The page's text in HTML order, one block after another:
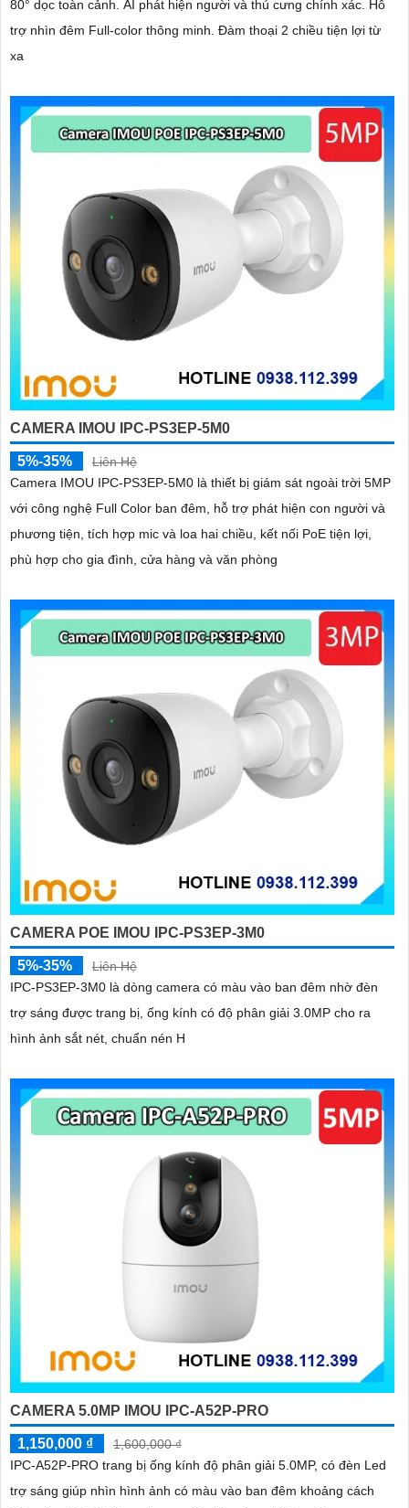
80° dọc toàn cảnh. AI phát hiện người và thú cưng chính xác. Hỗ
trợ nhìn đêm Full-color thông minh. Đàm thoại 2 chiều tiện lợi từ
xa
CAMERA IMOU IPC-PS3EP-5M0
5%-35%
Liên Hệ
Camera IMOU IPC-PS3EP-5M0 là thiết bị giám sát ngoài trời 5MP
với công nghệ Full Color ban đêm, hỗ trợ phát hiện con người và
phương tiện, tích hợp mic và loa hai chiều, kết nối PoE tiện lợi,
phù hợp cho gia đình, cửa hàng và văn phòng
CAMERA POE IMOU IPC-PS3EP-3M0
5%-35%
Liên Hệ
IPC-PS3EP-3M0 là dòng camera có màu vào ban đêm nhờ đèn
trợ sáng được trang bị, ống kính có độ phân giải 3.0MP cho ra
hình ảnh sắt nét, chuẩn nén H
CAMERA 5.0MP IMOU IPC-A52P-PRO
1,150,000 ₫
1,600,000 ₫
IPC-A52P-PRO trang bị ống kính độ phân giải 5.0MP, có đèn Led
trợ sáng giúp nhìn hình ảnh có màu vào ban đêm khoảng cách